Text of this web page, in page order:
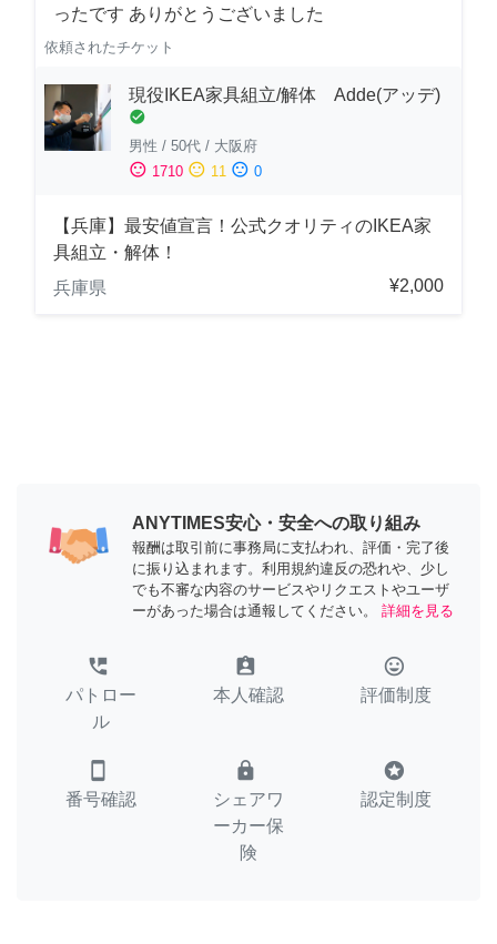
ったです ありがとうございました
依頼されたチケット
現役IKEA家具組立/解体 Adde(アッデ)
check_circle
男性 / 50代 / 大阪府
sentiment_satisfied 1710 sentiment_neutral 11 sentiment_dissatisfied 0
【兵庫】最安値宣言！公式クオリティのIKEA家
具組立・解体！
兵庫県
¥2,000
ANYTIMES安心・安全への取り組み
報酬は取引前に事務局に支払われ、評価・完了後
に振り込まれます。利用規約違反の恐れや、少し
でも不審な内容のサービスやリクエストやユーザ
ーがあった場合は通報してください。
詳細を見る
perm_phone_msg
パトロー
ル
assignment_ind
本人確認
tag_faces
評価制度
smartphone
番号確認
lock
シェアワ
ーカー保
険
stars
認定制度